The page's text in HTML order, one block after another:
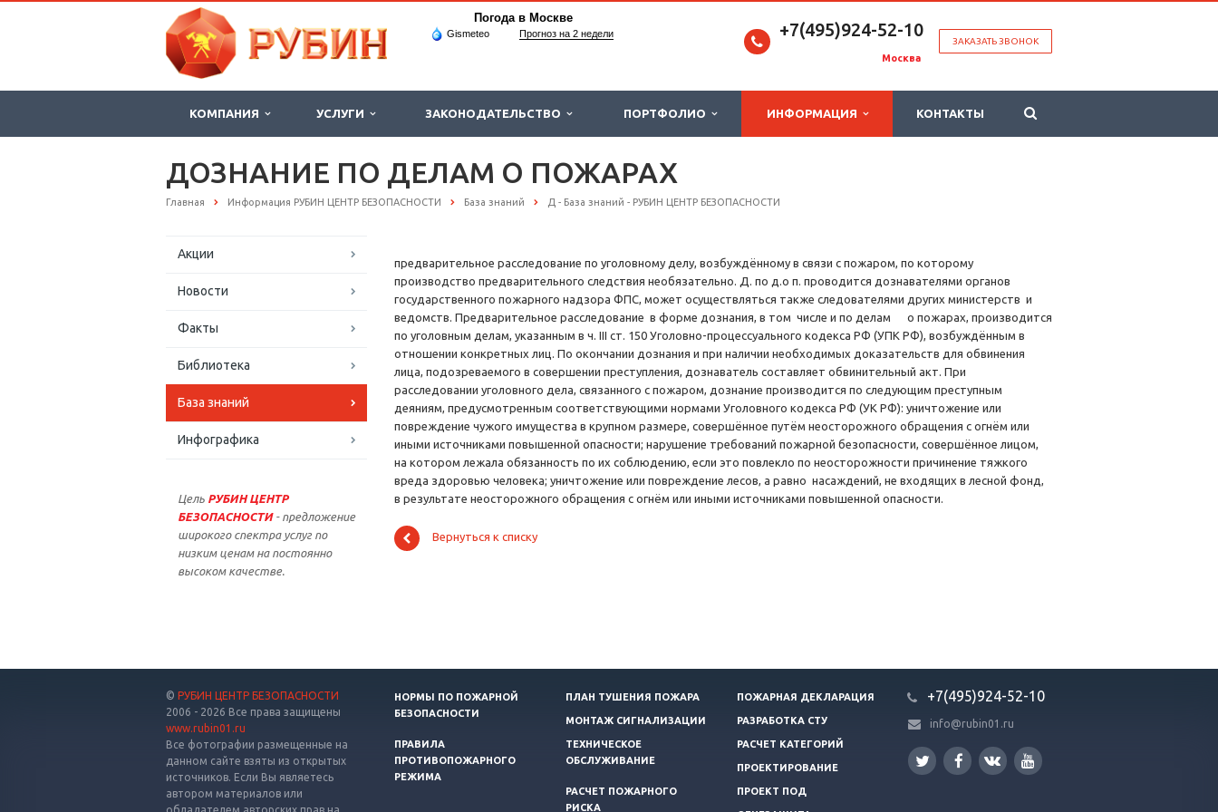
Погода в Москве
Gismeteo Прогноз на 2 недели
ЗАКАЗАТЬ ЗВОНОК
+7(495)924-52-10
Москва
КОМПАНИЯ УСЛУГИ ЗАКОНОДАТЕЛЬСТВО ПОРТФОЛИО ИНФОРМАЦИЯ КОНТАКТЫ
ДОЗНАНИЕ ПО ДЕЛАМ О ПОЖАРАХ
Главная Информация РУБИН ЦЕНТР БЕЗОПАСНОСТИ База знаний Д - База знаний - РУБИН ЦЕНТР БЕЗОПАСНОСТИ
Акции
Новости
Факты
Библиотека
База знаний
Инфографика
Цель РУБИН ЦЕНТР
БЕЗОПАСНОСТИ - предложение
широкого спектра услуг по
низким ценам на постоянно
высоком качестве.
предварительное расследование по уголовному делу, возбуждённому в связи с пожаром, по которому
производство предварительного следствия необязательно. Д. по д.о п. проводится дознавателями органов
государственного пожарного надзора ФПС, может осуществляться также следователями других министерств и
ведомств. Предварительное расследование в форме дознания, в том числе и по делам о пожарах, производится
по уголовным делам, указанным в ч. III ст. 150 Уголовно-процессуального кодекса РФ (УПК РФ), возбуждённым в
отношении конкретных лиц. По окончании дознания и при наличии необходимых доказательств для обвинения
лица, подозреваемого в совершении преступления, дознаватель составляет обвинительный акт. При
расследовании уголовного дела, связанного с пожаром, дознание производится по следующим преступным
деяниям, предусмотренным соответствующими нормами Уголовного кодекса РФ (УК РФ): уничтожение или
повреждение чужого имущества в крупном размере, совершённое путём неосторожного обращения с огнём или
иными источниками повышенной опасности; нарушение требований пожарной безопасности, совершённое лицом,
на котором лежала обязанность по их соблюдению, если это повлекло по неосторожности причинение тяжкого
вреда здоровью человека; уничтожение или повреждение лесов, а равно насаждений, не входящих в лесной фонд,
в результате неосторожного обращения с огнём или иными источниками повышенной опасности.
Вернуться к списку
© РУБИН ЦЕНТР БЕЗОПАСНОСТИ
2006 - 2026 Все права защищены
www.rubin01.ru
Все фотографии размещенные на
данном сайте взяты из открытых
источников. Если Вы являетесь
автором материалов или
НОРМЫ ПО ПОЖАРНОЙ
БЕЗОПАСНОСТИ
ПЛАН ТУШЕНИЯ ПОЖАРА ПОЖАРНАЯ ДЕКЛАРАЦИЯ
МОНТАЖ СИГНАЛИЗАЦИИ РАЗРАБОТКА СТУ
ПРАВИЛА
ПРОТИВОПОЖАРНОГО
РЕЖИМА
ТЕХНИЧЕСКОЕ
ОБСЛУЖИВАНИЕ
РАСЧЕТ КАТЕГОРИЙ
ПРОЕКТИРОВАНИЕ
РАСЧЕТ ПОЖАРНОГО
РИСКА
ПРОЕКТ ПОД
+7(495)924-52-10
info@rubin01.ru